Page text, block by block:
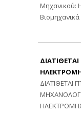
Μηχανικού:
ΔΙΑΤΙΘΕΤΑΙ